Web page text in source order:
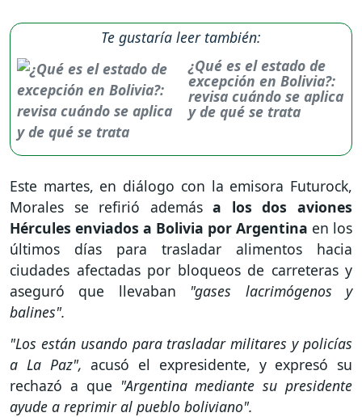
Te gustaría leer también:
¿Qué es el estado de
excepción en Bolivia?:
revisa cuándo se aplica
y de qué se trata
Este martes, en diálogo con la emisora Futurock,
Morales se refirió ademása los dos aviones
Hércules enviados a Bolivia por Argentina en los
últimos días para trasladar alimentos hacia
ciudades afectadas por bloqueos de carreteras y
aseguró que llevaban "gases lacrimógenos y
balines".
"Los están usando para trasladar militares y policías
a La Paz", acusó el expresidente, y expresó su
rechazó a que "Argentina mediante su presidente
ayude a reprimir al pueblo boliviano".